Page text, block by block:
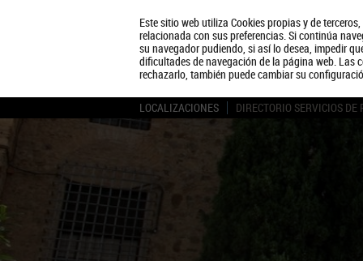
Este sitio web utiliza Cookies propias y de
relacionada con sus preferencias. Si continúa
su navegador pudiendo, si así lo desea, impedir
dificultades de navegación de la página web. Las
rechazarlo, también puede cambiar su
LOCALIZACIONES DIRECTORIO SERVICIOS DE